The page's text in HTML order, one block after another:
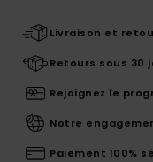
Livraison et
Retours sous 30
Rejoignez le
Notre
Paiement 100%